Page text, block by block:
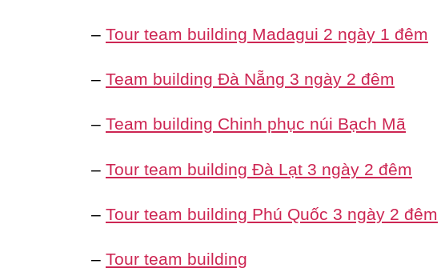
– Tour team building Madagui 2 ngày 1 đêm
– Team building Đà Nẵng 3 ngày 2 đêm
– Team building Chinh phục núi Bạch Mã
– Tour team building Đà Lạt 3 ngày 2 đêm
– Tour team building Phú Quốc 3 ngày 2 đêm
– Tour team building